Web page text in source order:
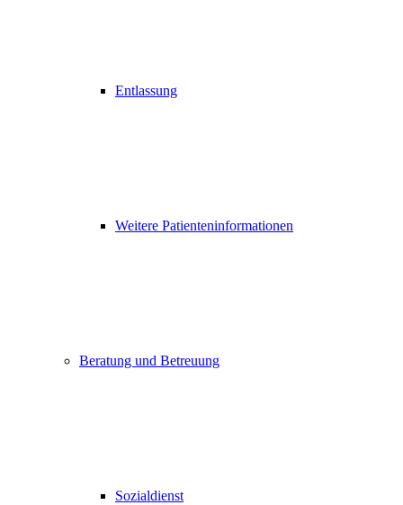
Entlassung
Weitere Patienteninformationen
Beratung und Betreuung
Sozialdienst